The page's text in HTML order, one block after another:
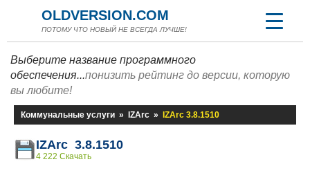
OLDVERSION.COM
ПОТОМУ ЧТО НОВЫЙ НЕ ВСЕГДА ЛУЧШЕ!
Выберите название программного
обеспечения...понизить рейтинг до версии, которую
вы любите!
Коммунальные услуги » IZArc » IZArc 3.8.1510
IZArc 3.8.1510
4 222 Скачать